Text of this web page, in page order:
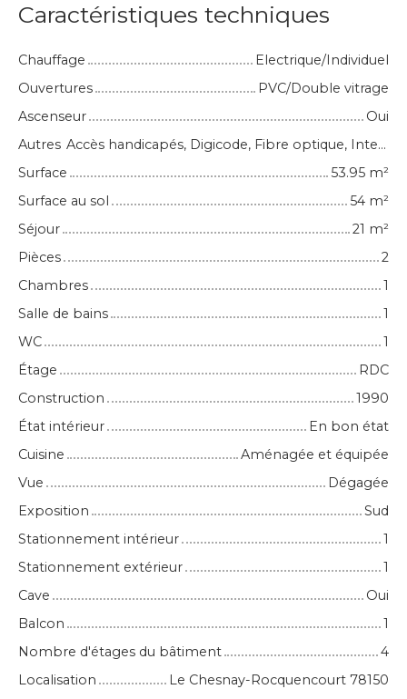
Caractéristiques techniques
Chauffage
Electrique/Individuel
Ouvertures
PVC/Double vitrage
Ascenseur
Oui
Autres
Accès handicapés, Digicode, Fibre optique, Interphone, Portail motorisé, Volets électriques
Surface
53.95 m²
Surface au sol
54 m²
Séjour
21 m²
Pièces
2
Chambres
1
Salle de bains
1
WC
1
Étage
RDC
Construction
1990
État intérieur
En bon état
Cuisine
Aménagée et équipée
Vue
Dégagée
Exposition
Sud
Stationnement intérieur
1
Stationnement extérieur
1
Cave
Oui
Balcon
1
Nombre d'étages du bâtiment
4
Localisation
Le Chesnay-Rocquencourt 78150